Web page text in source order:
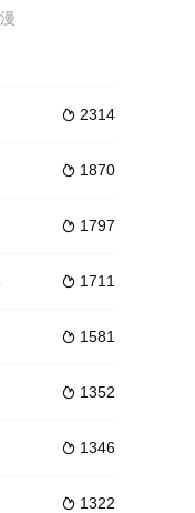
的生活被一阵隆隆的炮声
 2314
 1870
 1797
 1711
 1581
 1352
 1346
 1322